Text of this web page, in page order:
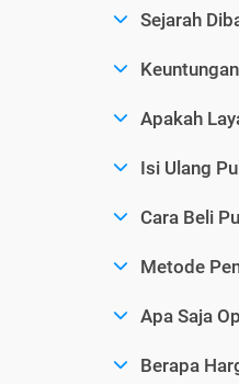
Sejarah
Apakah
Isi Ulang
Cara Beli
Metode
Apa Saja
Berapa